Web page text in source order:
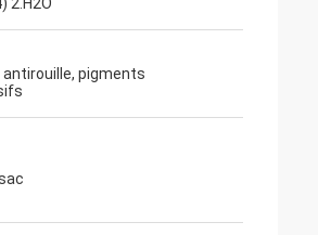
pigments